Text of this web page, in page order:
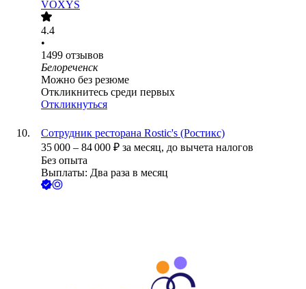
VOXYS
4.4
•
1499 отзывов
Белореченск
Можно без резюме
Откликнитесь среди первых
Откликнуться
Сотрудник ресторана Rostic's (Ростикс)
35 000 – 84 000 ₽ за месяц, до вычета налогов
Без опыта
Выплаты: Два раза в месяц